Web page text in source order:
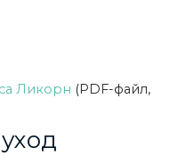
Ликорн (PDF-файл,